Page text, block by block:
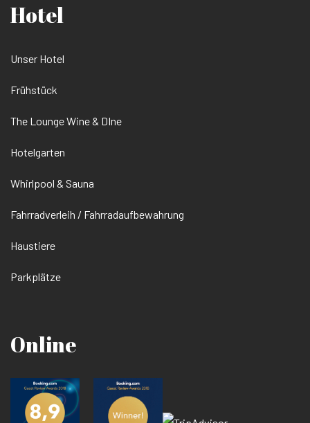
Hotel
Unser Hotel
Frühstück
The Lounge Wine & DIne
Hotelgarten
Whirlpool & Sauna
Fahrradverleih / Fahrradaufbewahrung
Haustiere
Parkplätze
Online